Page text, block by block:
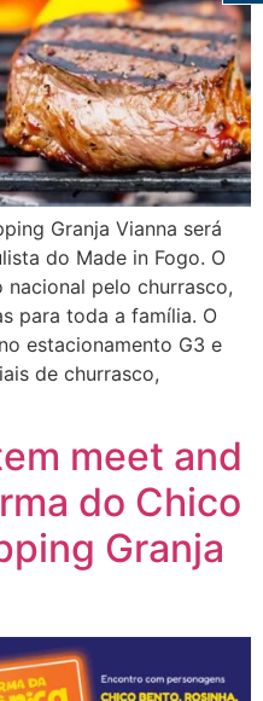
Granja Vianna será
do Made in Fogo. O
pelo churrasco,
para toda a família. O
estacionamento G3 e
de churrasco,
meet and
do Chico
Granja